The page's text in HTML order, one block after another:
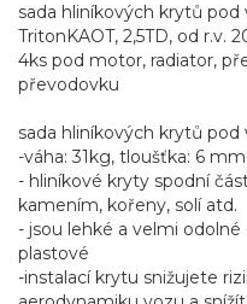
sada hliníkových krytů
TritonKAOT, 2,5TD, od r.v.
4ks pod motor, radiator,
převodovku
sada hliníkových krytů pod
-váha: 31kg, tloušťka: 6 mm
- hliníkové kryty spodní
kamením, kořeny, solí atd.
- jsou lehké a velmi
plastové
-instalací krytu snižujete